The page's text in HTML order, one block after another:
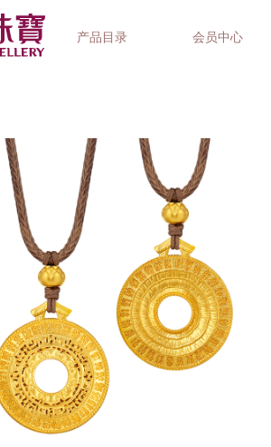
产品目录 会员中心
精选礼品